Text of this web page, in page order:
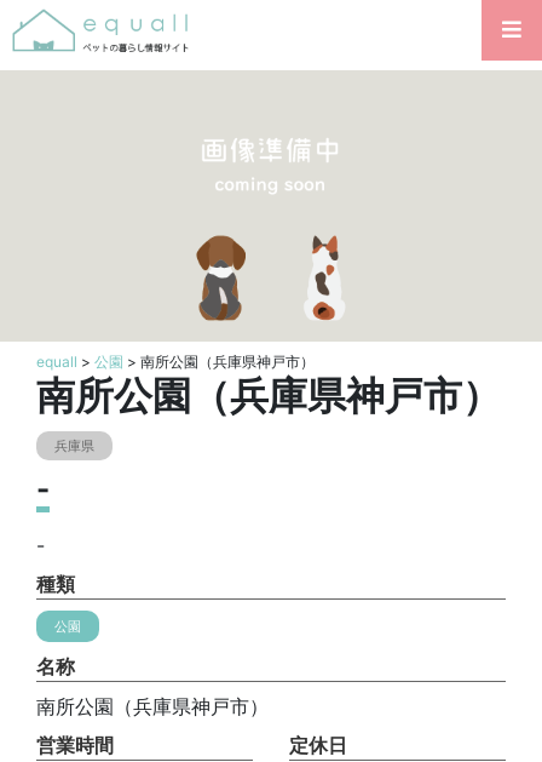
equall > 公園 > 南所公園（兵庫県神戸市）
南所公園（兵庫県神戸市）
兵庫県
-
-
種類
公園
名称
南所公園（兵庫県神戸市）
営業時間
定休日